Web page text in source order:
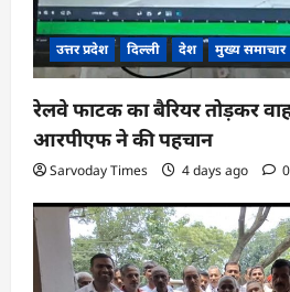
उत्तर प्रदेश दिल्ली देश मुख्य समाचार
रेलवे फाटक का बैरियर तोड़कर
आरपीएफ ने की पहचान
Sarvoday Times 4 days ago 0